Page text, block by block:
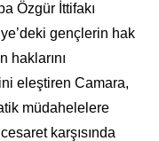
Özgür İttifakı
gençlerin hak
haklarını
eleştiren Camara,
müdahelelere
karşısında